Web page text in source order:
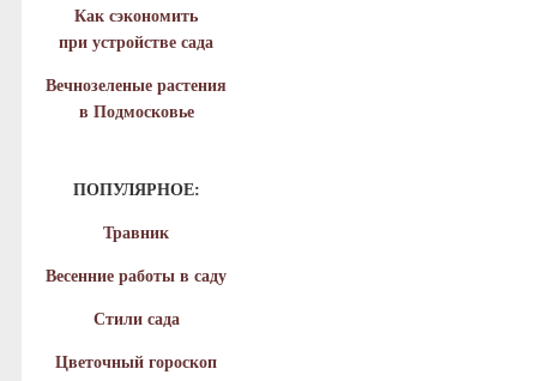
Как сэкономить
при устройстве сада
Вечнозеленые растения
в Подмосковье
ПОПУЛЯРНОЕ:
Травник
Весенние работы в саду
Стили сада
Цветочный гороскоп